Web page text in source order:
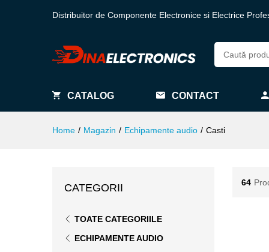
Distribuitor de Componente Electronice si Electrice
CATALOG CONTACT
Home / Magazin / Echipamente audio / Casti
64
CATEGORII
TOATE CATEGORIILE
ECHIPAMENTE AUDIO